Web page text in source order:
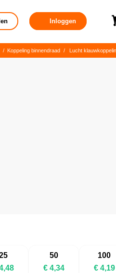
Inloggen
/ Koppeling binnendraad / Lucht
50
€ 4,34
100
€ 4,19